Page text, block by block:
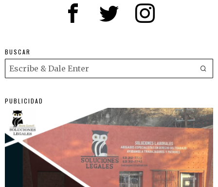
BUSCAR
PUBLICIDAD